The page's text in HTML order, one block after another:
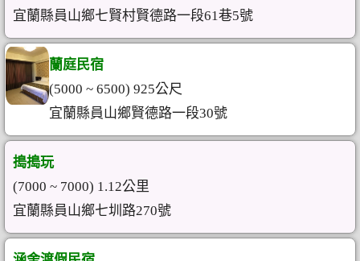
宜蘭縣員山鄉七賢村賢德路一段61巷5號
蘭庭民宿
(5000 ~ 6500) 925公尺
宜蘭縣員山鄉賢德路一段30號
搗搗玩
(7000 ~ 7000) 1.12公里
宜蘭縣員山鄉七圳路270號